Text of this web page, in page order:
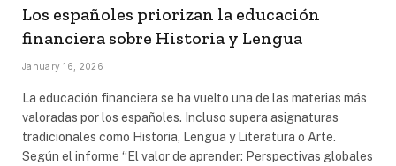
Los españoles priorizan la educación
financiera sobre Historia y Lengua
January 16, 2026
La educación financiera se ha vuelto una de las materias más
valoradas por los españoles. Incluso supera asignaturas
tradicionales como Historia, Lengua y Literatura o Arte.
Según el informe “El valor de aprender: Perspectivas globales